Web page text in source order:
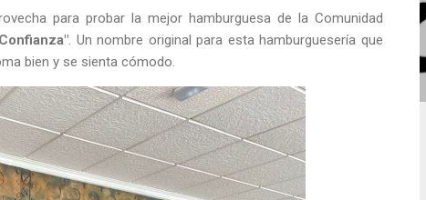
para probar la mejor hamburguesa de la Comunidad
. Un nombre original para esta hamburguesería que
bien y se sienta cómodo.